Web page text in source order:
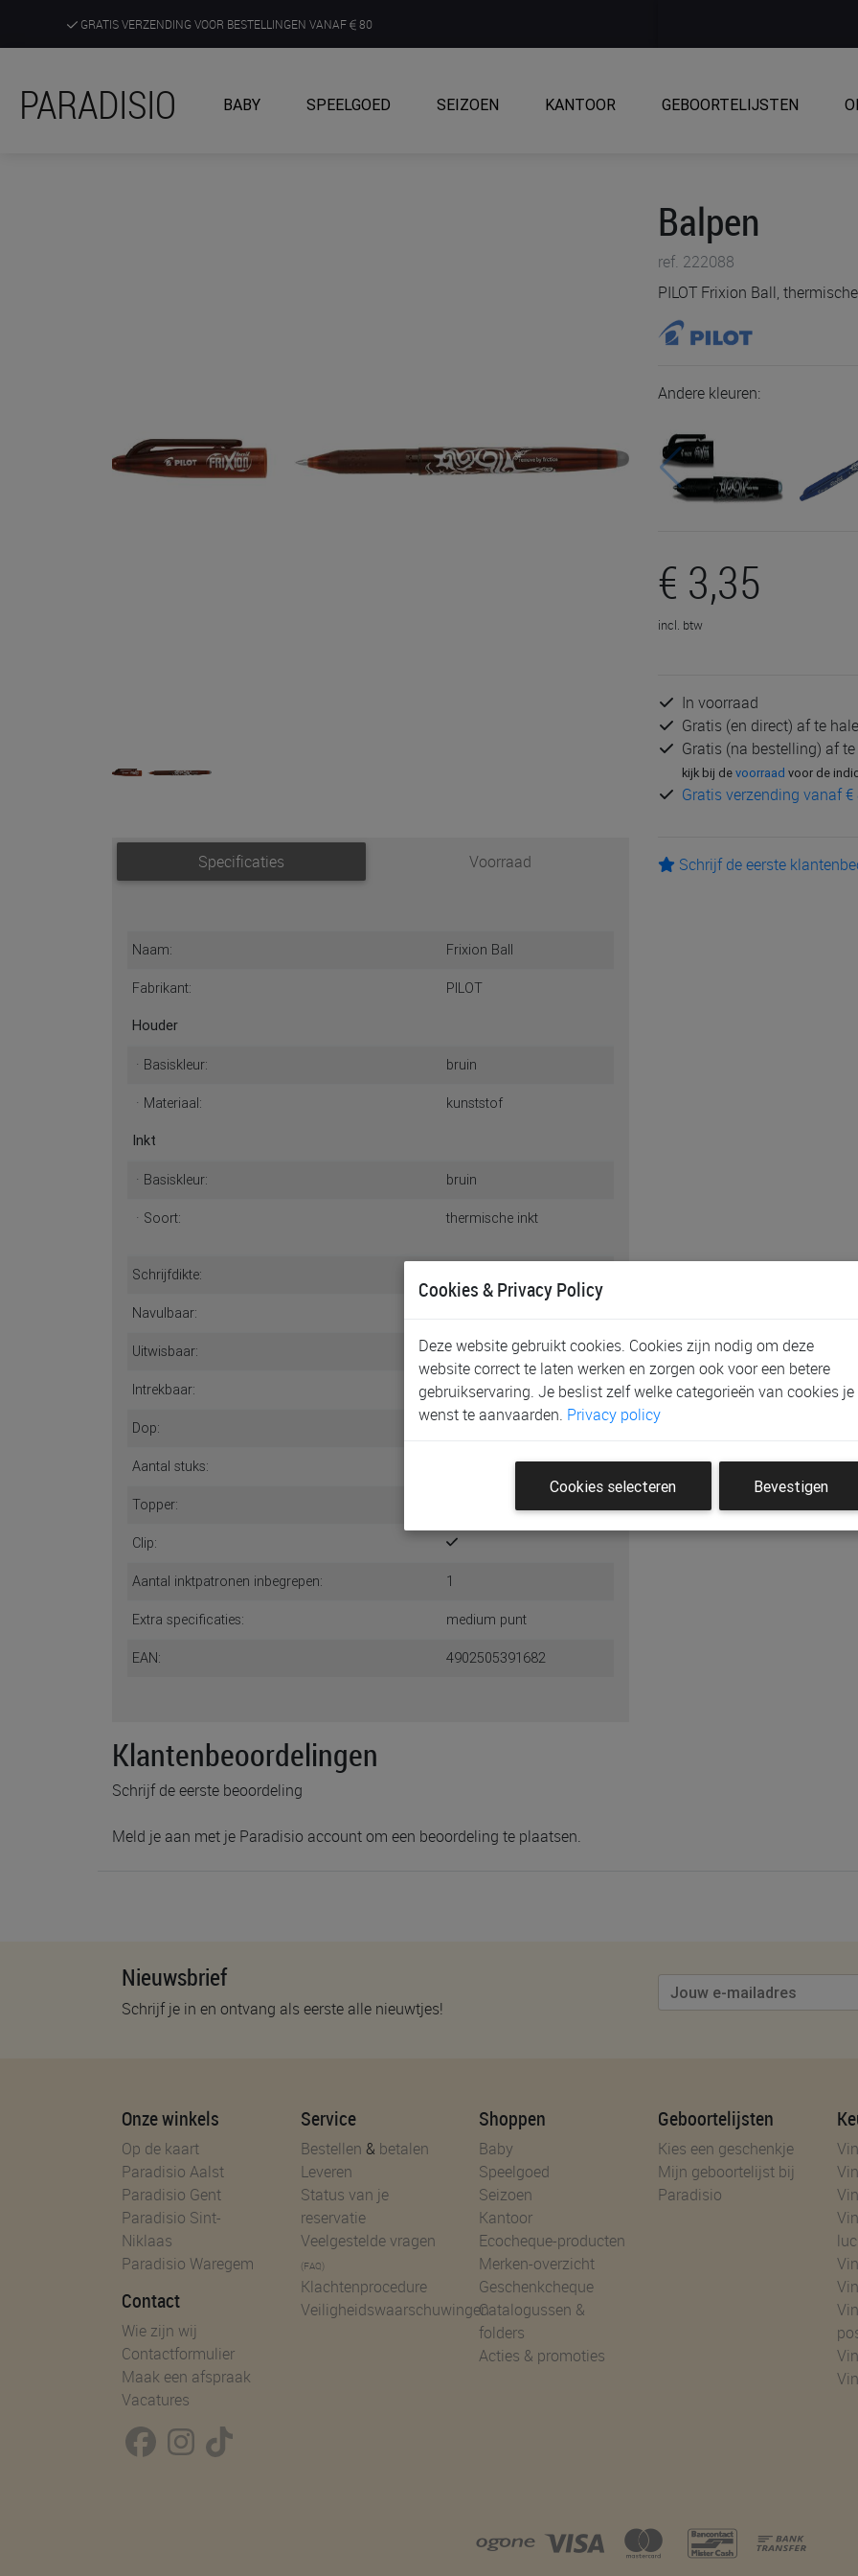
GRATIS VERZENDING VOOR BESTELLINGEN VANAF 80
ONTDEK, BELEEF EN KRIJG ADVIES IN ONZE WINKELS
PARADISIO BABY SPEELGOED SEIZOEN KANTOOR GEBOORTELIJSTEN
Specificaties Voorraad
Naam: Frixion Ball
Fabrikant: PILOT
Houder
· Basiskleur: bruin
· Materiaal: kunststof
Inkt
· Basiskleur: bruin
· Soort: thermische inkt
Schrijfdikte:
Navulbaar:
Uitwisbaar:
Intrekbaar:
Dop:
Aantal stuks:
Topper:
Clip:
Aantal inktpatronen inbegrepen: 1
Extra specificaties: medium punt
EAN: 4902505391682
Balpen
ref. 222088
PILOT Frixion Ball,
Andere kleuren:
€ 3,35
incl. btw
In voorraad
Gratis (en direct) af te
Gratis (na bestelling) af
kijk bij devoorraad voor de
Gratis verzending vanaf €
Schrijf de eerste
Klantenbeoordelingen
Schrijf de eerste beoordeling
Meld je aan met je Paradisio account om een beoordeling te plaatsen.
Nieuwsbrief
Schrijf je in en ontvang als eerste alle nieuwtjes!
Onze winkels
Op de kaart
Paradisio Aalst
Paradisio Gent
Paradisio Sint-
Niklaas
Paradisio Waregem
Contact
Wie zijn wij
Contactformulier
Maak een afspraak
Vacatures
Service
Bestellen & betalen
Leveren
Status van je
reservatie
Veelgestelde vragen
(FAQ)
Klachtenprocedure
Veiligheidswaarschuwingen
Shoppen
Baby
Speelgoed
Seizoen
Kantoor
Ecocheque-producten
Merken-overzicht
Geschenkcheque
Catalogussen &
folders
Acties & promoties
Geboortelijsten
Kies een geschenkje
Mijn geboortelijst bij
Paradisio
Cookies & Privacy Policy
Deze website gebruikt cookies. Cookies zijn nodig om deze
website correct te laten werken en zorgen ook voor een betere
gebruikservaring. Je beslist zelf welke categorieën van cookies je
wenst te aanvaarden. Privacy policy
Cookies selecteren Bevestigen